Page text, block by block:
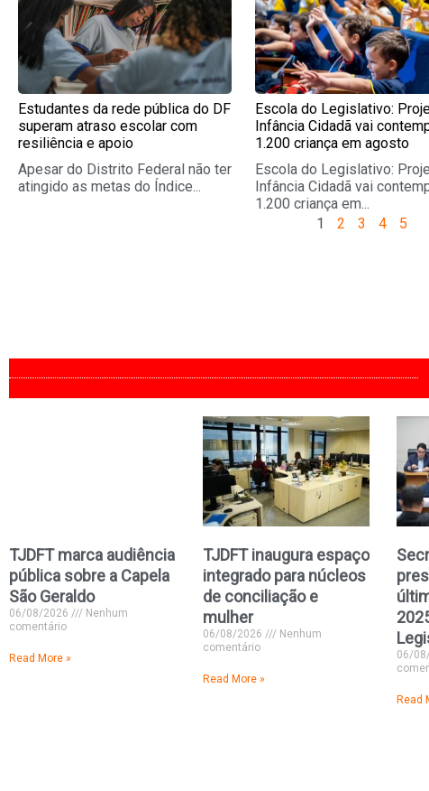
Estudantes da rede pública do DF
superam atraso escolar com
resiliência e apoio
Apesar do Distrito Federal não ter
atingido as metas do Índice...
Escola do Legislativo:
Infância Cidadã vai
1.200 criança em agosto
Escola do Legislativo:
Infância Cidadã vai
1.200 criança em...
1 2 3 4 5
TJDFT marca audiência
pública sobre a Capela
São Geraldo
06/08/2026
Nenhum
comentário
Read More »
TJDFT inaugura espaço
integrado para núcleos
de conciliação e
mulher
06/08/2026
Nenhum
comentário
Read More »
06/
Read